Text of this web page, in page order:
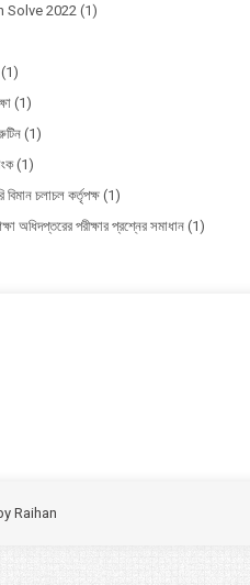
Solve 2022 (1)
(1)
(1)
(1)
(1)
বিমান চলাচল কর্তৃপক্ষ(1)
অধিদপ্তরের পরীক্ষার প্রশ্নের সমাধান (1)
Raihan